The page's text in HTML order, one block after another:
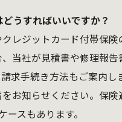
うすればいいですか？
レジットカード付帯保険
当社が見積書や修理報告
求手続き方法もご案内し
お知らせください。保
スもあります。